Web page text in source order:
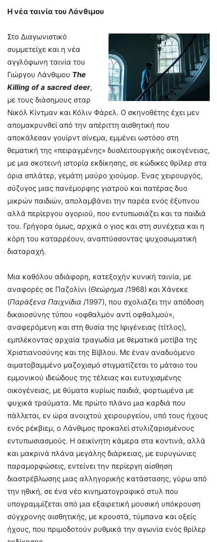
Η νέα ταινία του Λάνθιμου
Στο Διαγωνιστικό
συμμετείχε και η νέα
αγγλόφωνη ταινία του
Γιώργου Λάνθιμου The
Killing of a sacred deer,
με τους διάσημους σταρ
Νικόλ Κίντμαν και Κόλιν Φάρελ. Ο σκηνοθέτης έχει μεν
απομακρυνθεί από την απέριττη αισθητική που
αποκάλεσαν γουίρντ σίνεμα, εμμένει ωστόσο στη
θεματική της «πειραγμένης» δυσλειτουργικής οικογένειας,
με μια σκοτεινή ιστορία εκδίκησης, σε κώδικες θρίλερ στα
όρια σπλάτερ, γεμάτη μαύρο χιούμορ. Ένας χειρουργός,
σύζυγος μιας πανέμορφης γιατρού και πατέρας δυο
μικρών παιδιών, απολαμβάνει την παρέα ενός έξυπνου
αλλά περίεργου αγοριού, που εντυπωσιάζει και τα παιδιά
του. Γρήγορα όμως, αρχικά ο γιος και στη συνέχεια και η
κόρη του καταρρέουν, αναπτύσσοντας ψυχοσωματική
διαταραχή.
Μια καθόλου αδιάφορη, κατεξοχήν κυνική ταινία, με
αναφορές σε Παζολίνι (Θεώρημα /1968) και Χάνεκε
(Παράξενα Παιχνίδια /1997), που σχολιάζει την απόδοση
δικαιοσύνης τύπου «οφθαλμόν αντί οφθαλμού»,
αναφερόμενη και στη θυσία της Ιφιγένειας (τίτλος),
εμπλέκοντας αρχαία τραγωδία με θεματικά μοτίβα της
Χριστιανοσύνης και της Βίβλου. Με έναν αναδυόμενο
αιματοβαμμένο μαζοχισμό στιγματίζεται το μάταιο του
εμμονικού ιδεώδους της τέλειας και ευτυχισμένης
οικογένειας, με θύματα κυρίως παιδιά, φορτωμένα με
ψυχικά τραύματα. Με πρώτο πλάνο μια καρδιά που
πάλλεται, εν ώρα ανοιχτού χειρουργείου, υπό τους ήχους
ενός ρέκβιεμ, ο Λάνθιμος προκαλεί στυλιζαρισμένους
εντυπωσιασμούς. Η αεικίνητη κάμερα στα κοντινά, αλλά
και μακρινά πλάνα μεγάλης διάρκειας, με ευρυγώνιες
παραμορφώσεις, εντείνει την περίεργη αίσθηση
διαστρέβλωσης μιας αλληγορικής κατάστασης, γύρω από
την ηθική, σε ένα νέο κινηματογραφικό στυλ που
υπογραμμίζεται από μια εξαιρετική μουσική υπόκρουση
σύγχρονης αισθητικής, με κρουστά, τύμπανα και οξείς
ήχους, που πριμοδοτούν ρυθμικά την αγωνία ενός θρίλερ